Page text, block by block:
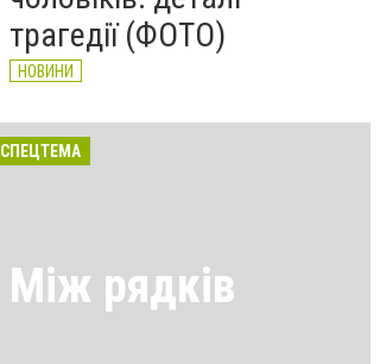
трагедії (ФОТО)
НОВИНИ
СПЕЦТЕМА
Між рядків